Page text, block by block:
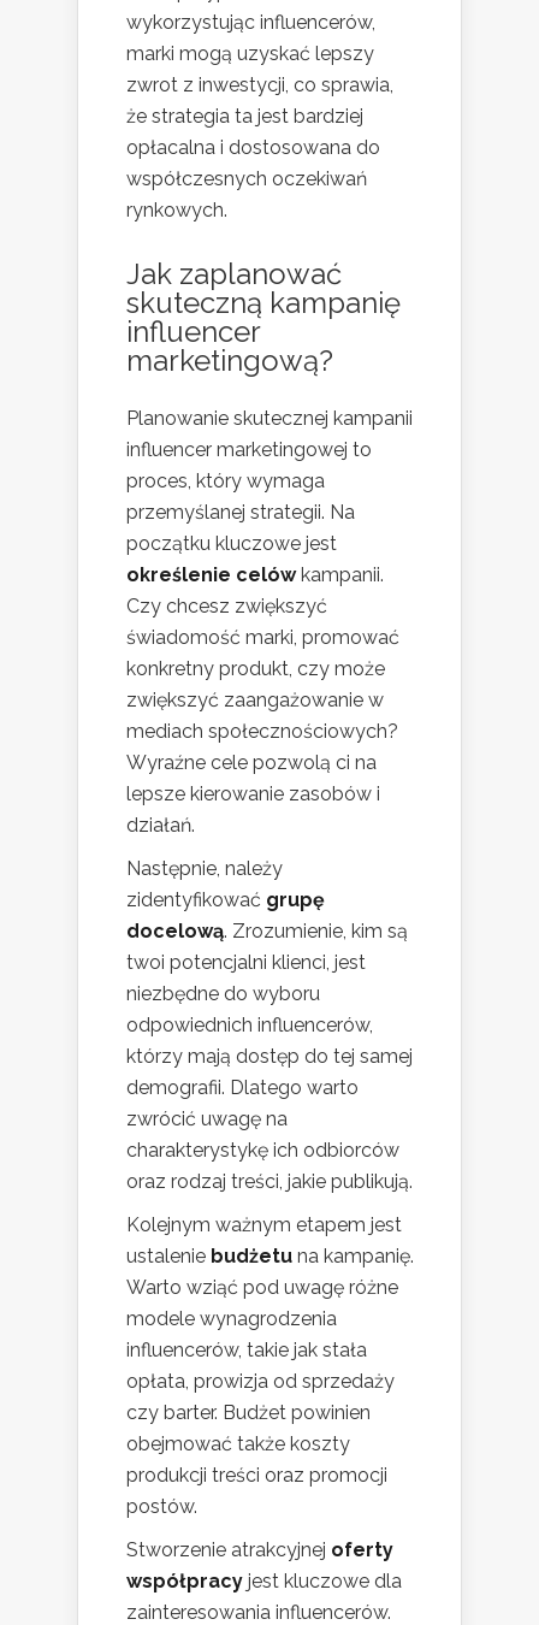
wykorzystując influencerów,
marki mogą uzyskać lepszy
zwrot z inwestycji, co sprawia,
że strategia ta jest bardziej
opłacalna i dostosowana do
współczesnych oczekiwań
rynkowych.
Jak zaplanować
skuteczną kampanię
influencer
marketingową?
Planowanie skutecznej kampanii
influencer marketingowej to
proces, który wymaga
przemyślanej strategii. Na
początku kluczowe jest
określenie celówkampanii.
Czy chcesz zwiększyć
świadomość marki, promować
konkretny produkt, czy może
zwiększyć zaangażowanie w
mediach społecznościowych?
Wyraźne cele pozwolą ci na
lepsze kierowanie zasobów i
działań.
Następnie, należy
zidentyfikować grupę
docelową. Zrozumienie, kim są
twoi potencjalni klienci, jest
niezbędne do wyboru
odpowiednich influencerów,
którzy mają dostęp do tej samej
demografii. Dlatego warto
zwrócić uwagę na
charakterystykę ich odbiorców
oraz rodzaj treści, jakie publikują.
Kolejnym ważnym etapem jest
ustalenie budżetu na kampanię.
Warto wziąć pod uwagę różne
modele wynagrodzenia
influencerów, takie jak stała
opłata, prowizja od sprzedaży
czy barter. Budżet powinien
obejmować także koszty
produkcji treści oraz promocji
postów.
Stworzenie atrakcyjnej oferty
współpracy jest kluczowe dla
zainteresowania influencerów.